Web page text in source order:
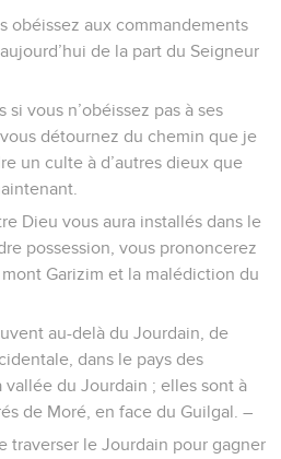
obéissez aux commandements
de la part du Seigneur
si vous n’obéissez pas à ses
détournez du chemin que je
un culte à d’autres dieux que
Dieu vous aura installés dans le
possession, vous prononcerez
Garizim et la malédiction du
au-delà du Jourdain, de
dans le pays des
du Jourdain ; elles sont à
de Moré, en face du Guilgal. –
traverser le Jourdain pour gagner